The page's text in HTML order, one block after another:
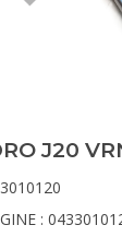
J20
: